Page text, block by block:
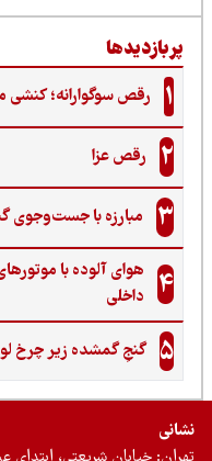
رقص سوگوارانه؛ کنشی
رقص عزا
مبارزه با جست‌وجوی گنج‌
هوای آلوده با موتورهای
داخلی
گنجِ گمشده زیر چرخ لودرها